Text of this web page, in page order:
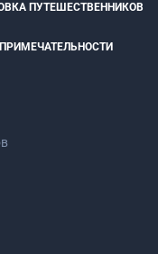
ПУТЕШЕСТВЕННИКОВ